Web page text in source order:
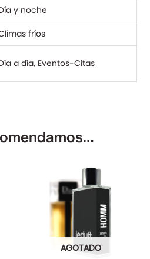
y noche
fríos
a día, Eventos-Citas
AGOTADO
precio
original
era:
$ 45.000,00.